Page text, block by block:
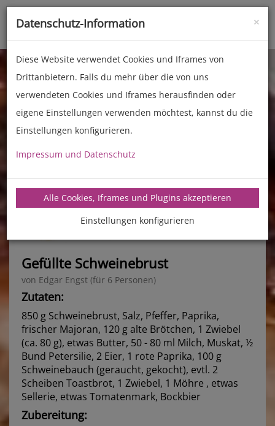
Toggle
Gefüllte Schweinebrust
von Edgar Engst (für 6 Personen)
Zutaten:
850 g Schweinebrust, Salz, Pfeffer, Paprika,
frischer Majoran, 120 g alte Brötchen, 1 Zwiebel
(ca. 80 g), etwas Butter, 50 - 80 ml Milch, Muskat, ½
Bund Petersilie, 2 Eier, 1 rote Paprika, 100 g
Schweinebauch (geraucht, gekocht), evtl. 2
Scheiben Toastbrot, 1 Zwiebel, 1 Möhre , etwas
Sellerie, etwas Tomatenmark, Bockbier
Zubereitung:
×
Datenschutz-Information
Diese Website verwendet Cookies und Iframes von
Drittanbietern. Falls du mehr über die von uns
verwendeten Cookies und Iframes herausfinden oder
eigene Einstellungen verwenden möchtest, kannst du die
Einstellungen konfigurieren.
Impressum und Datenschutz
Alle Cookies, Iframes und Plugins akzeptieren
Einstellungen konfigurieren